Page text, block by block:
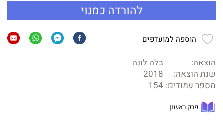
להורדה כמנוי
הוספה למועדפים
הוצאה:
בלה לונה
שנת הוצאה:
2018
מספר עמודים: 154
פרק ראשון